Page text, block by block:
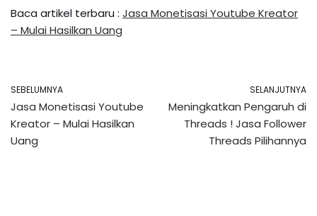
Baca artikel terbaru : Jasa Monetisasi Youtube Kreator
– Mulai Hasilkan Uang
SEBELUMNYA
Jasa Monetisasi Youtube
Kreator – Mulai Hasilkan
Uang
SELANJUTNYA
Meningkatkan Pengaruh di
Threads ! Jasa Follower
Threads Pilihannya